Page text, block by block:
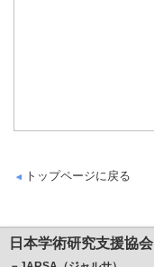
トップページに戻る
日本学術研究支援協会